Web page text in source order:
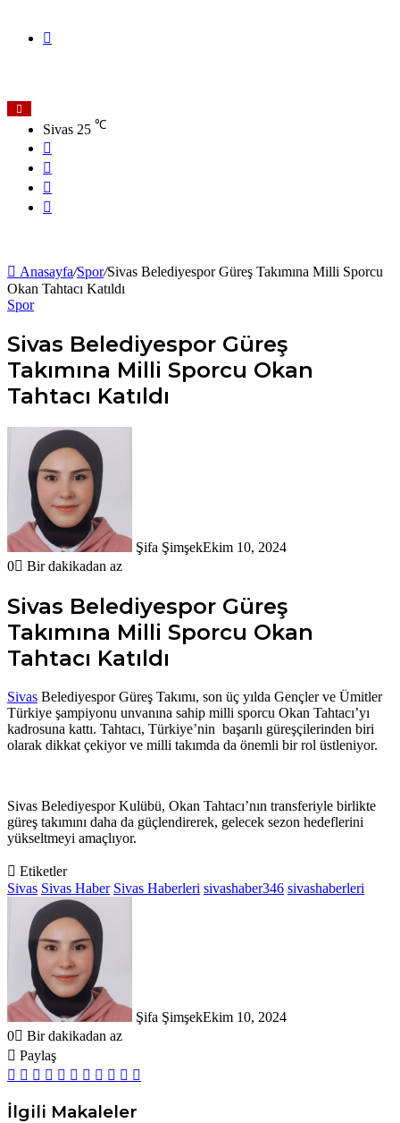
yap
Sivas 25 ℃
Anasayfa/Spor/Sivas Belediyespor Güreş Takımına Milli Sporcu
Okan Tahtacı Katıldı
Spor
Sivas Belediyespor Güreş
Takımına Milli Sporcu Okan
Tahtacı Katıldı
Şifa ŞimşekEkim 10, 2024
0
Bir dakikadan az
Sivas Belediyespor Güreş
Takımına Milli Sporcu Okan
Tahtacı Katıldı
Sivas Belediyespor Güreş Takımı, son üç yılda Gençler ve Ümitler
Türkiye şampiyonu unvanına sahip milli sporcu Okan Tahtacı’yı
kadrosuna kattı. Tahtacı, Türkiye’nin başarılı güreşçilerinden biri
olarak dikkat çekiyor ve milli takımda da önemli bir rol üstleniyor.
Sivas Belediyespor Kulübü, Okan Tahtacı’nın transferiyle birlikte
güreş takımını daha da güçlendirerek, gelecek sezon hedeflerini
yükseltmeyi amaçlıyor.
Etiketler
Sivas Sivas Haber Sivas Haberleri sivashaber346 sivashaberleri
Şifa ŞimşekEkim 10, 2024
0
Bir dakikadan az
Paylaş
Facebook
X LinkedIn
Tumblr
Pinterest
Messenger
Messenger
WhatsApp
Telegram
E-
paylaş
İlgili Makaleler